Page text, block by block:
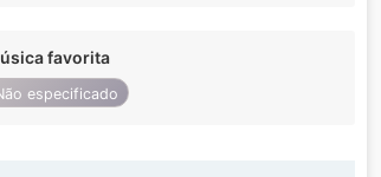
favorita
especificado